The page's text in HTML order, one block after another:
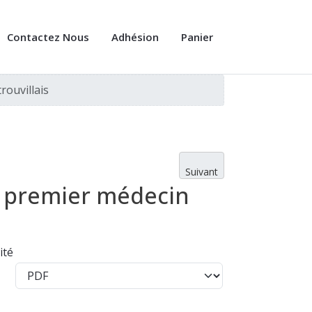
Contactez Nous Adhésion Panier
Suivant
médecin